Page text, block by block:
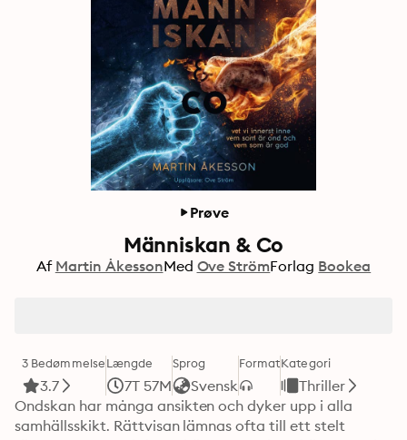
Prøve
Människan & Co
Af Martin ÅkessonMed Ove StrömForlag Bookea
3 Bedømmelse
3.7
Længde
7T 57M
Sprog
Svensk
FormatKategori
Thriller
Ondskan har många ansikten och dyker upp i alla
samhällsskikt. Rättvisan lämnas ofta till ett stelt